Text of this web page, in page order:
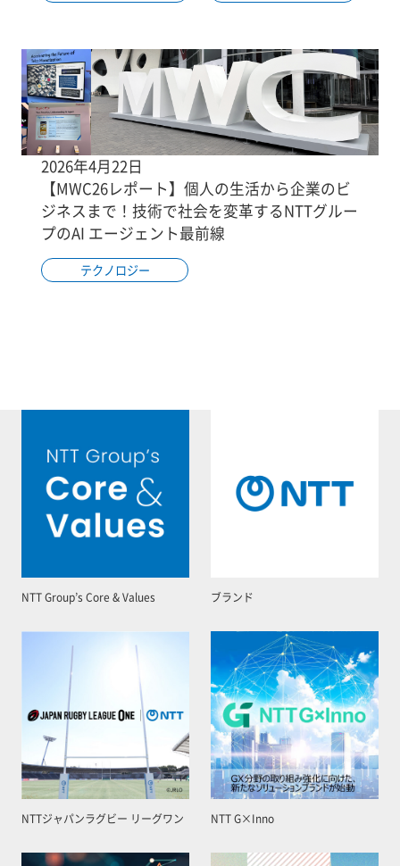
2026年4月22日
【MWC26レポート】個人の生活から企業のビ
ジネスまで！技術で社会を変革するNTTグルー
プのAI エージェント最前線
テクノロジー
NTT Group’s Core & Values ブランド
NTTジャパンラグビー リーグワン NTT G×Inno